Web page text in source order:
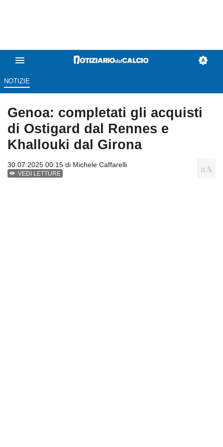
NOTIZIE
Genoa: completati gli acquisti
di Ostigard dal Rennes e
Khallouki dal Girona
30.07.2025 00:15 di Michele Caffarelli
VEDI LETTURE